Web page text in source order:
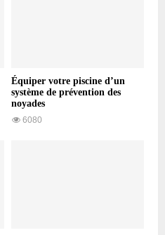
Équiper votre piscine d’un
système de prévention des
noyades
6080